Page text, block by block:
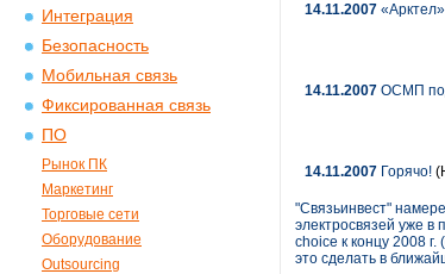
Интеграция
Безопасность
Мобильная связь
Фиксированная связь
ПО
Рынок ПК
Маркетинг
Торговые сети
Оборудование
Outsourcing
14.11.2007
14.11.2007 ОСМП
14.11.2007 Горячо!
"Связьинвест"
электросвязей уже
choice к концу 2008
это сделать в